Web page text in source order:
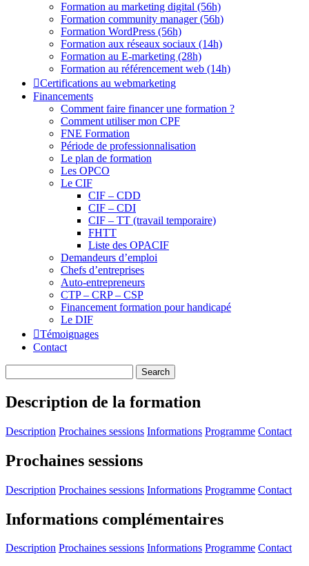
Formation au marketing digital (56h)
Formation community manager (56h)
Formation WordPress (56h)
Formation aux réseaux sociaux (14h)
Formation au E-marketing (28h)
Formation au référencement web (14h)
Certifications au webmarketing
Financements
Comment faire financer une formation ?
Comment utiliser mon CPF
FNE Formation
Période de professionnalisation
Le plan de formation
Les OPCO
Le CIF
CIF – CDD
CIF – CDI
CIF – TT (travail temporaire)
FHTT
Liste des OPACIF
Demandeurs d’emploi
Chefs d’entreprises
Auto-entrepreneurs
CTP – CRP – CSP
Financement formation pour handicapé
Le DIF
Témoignages
Contact
Description de la formation
Description Prochaines sessions Informations Programme Contact
Prochaines sessions
Description Prochaines sessions Informations Programme Contact
Informations complémentaires
Description Prochaines sessions Informations Programme Contact